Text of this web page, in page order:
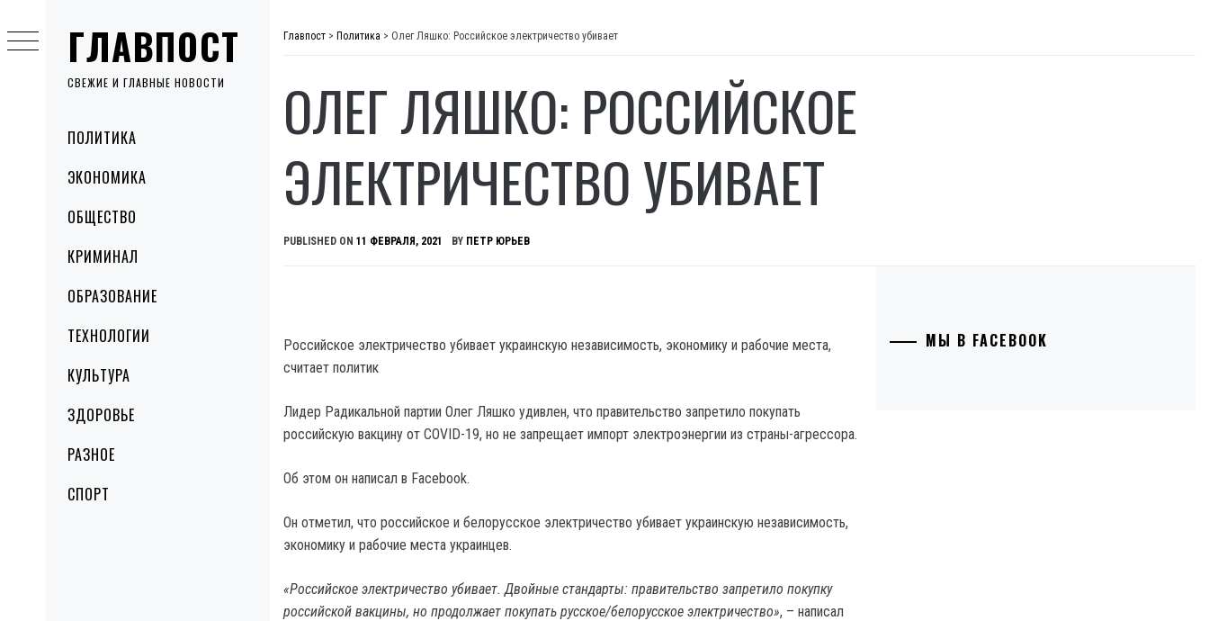
ГЛАВПОСТ
СВЕЖИЕ И ГЛАВНЫЕ НОВОСТИ
MenuПОЛИТИКА
ЭКОНОМИКА
ОБЩЕСТВО
КРИМИНАЛ
ОБРАЗОВАНИЕ
ТЕХНОЛОГИИ
КУЛЬТУРА
ЗДОРОВЬЕ
РАЗНОЕ
СПОРТ
to
content
Главпост > Политика > Олег Ляшко: Российское электричество убивает
ОЛЕГ ЛЯШКО: РОССИЙСКОЕ
ЭЛЕКТРИЧЕСТВО УБИВАЕТ
PUBLISHED ON 11 ФЕВРАЛЯ, 2021 BY ПЕТР ЮРЬЕВ
Российское электричество убивает украинскую независимость, экономику и рабочие места,
считает политик
Лидер Радикальной партии Олег Ляшко удивлен, что правительство запретило покупать
российскую вакцину от COVID-19, но не запрещает импорт электроэнергии из страны-агрессора.
Об этом он написал в Facebook.
Он отметил, что российское и белорусское электричество убивает украинскую независимость,
экономику и рабочие места украинцев.
«Российское электричество убивает. Двойные стандарты: правительство запретило покупку
российской вакцины, но продолжает покупать русское/белорусское электричество», – написал
МЫ В FACEBOOK